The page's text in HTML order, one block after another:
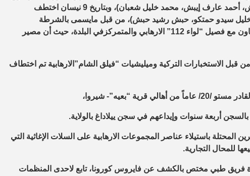
6 نيسان، تم اختطاف كل من المواطنين:(مصطفى محمد إيبش، أحمد عارف إيبش، محمد خليل شعبان)، وبتاريخ 9 نيسان اختطف
خليل سيدو حمتكو، حبش رشيد حبش)، من قبل مايسمى بالشرطة
والمشكلة من قبل الاحتلال التركي في مركز ناحية راجو بالتعاون مع فصيل “لواء 112” الارهابي والمتمركزفي البلدة، حيث أن مصير
عفرين من قبل الاستخبارات التركية وميليشيات “فيلق الشام”الارهابية تم اختطاف
أربعة سنوات وإيداعهم في سجن ييلاداغ بالولاية.
باستيلاء عناصر المجموعات الارهابية على السلات الإغاثية التي
للمحال التجارية.
فريق طبي مختص بالكشف عن فايروس كورونا، تابع لاحدى المنظمات